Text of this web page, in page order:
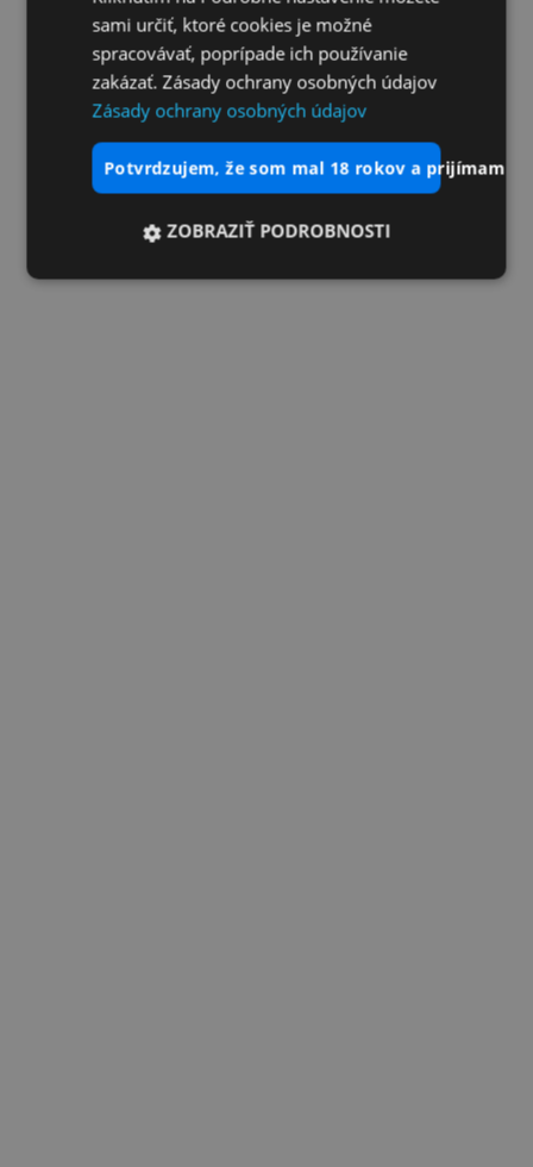
sami určiť, ktoré cookies je možné
spracovávať, poprípade ich používanie
zakázať. Zásady ochrany osobných údajov
Zásady ochrany osobných údajov
potvrdzujem, že som mal 18 rokov a prijímam
ZOBRAZIŤ PODROBNOSTI